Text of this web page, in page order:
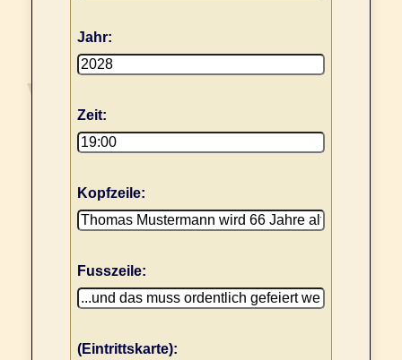
Jahr:
Zeit:
Kopfzeile:
Fusszeile:
(Eintrittskarte):